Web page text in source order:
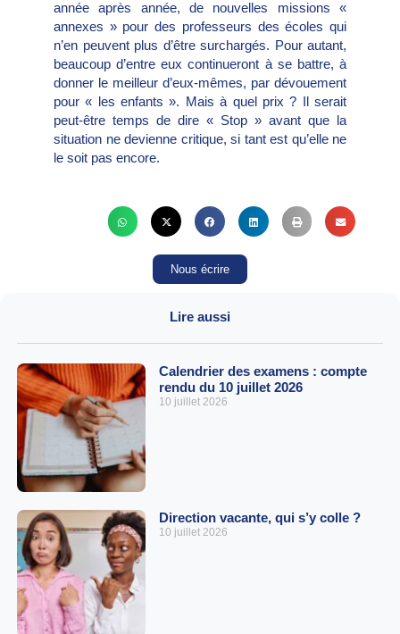
année après année, de nouvelles missions «
annexes » pour des professeurs des écoles qui
n’en peuvent plus d’être surchargés. Pour autant,
beaucoup d’entre eux continueront à se battre, à
donner le meilleur d’eux-mêmes, par dévouement
pour « les enfants ». Mais à quel prix ? Il serait
peut-être temps de dire « Stop » avant que la
situation ne devienne critique, si tant est qu’elle ne
le soit pas encore.
Nous écrire
Lire aussi
Calendrier des examens : compte
rendu du 10 juillet 2026
10 juillet 2026
Direction vacante, qui s’y colle ?
10 juillet 2026